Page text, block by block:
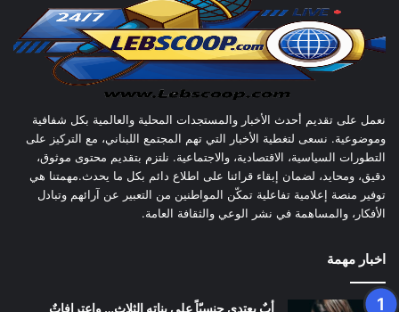
نعمل على تقديم أحدث الأخبار والمستجدات المحلية والعالمية بكل شفافية
وموضوعية. نسعى لتغطية الأخبار التي تهم المجتمع اللبناني، مع التركيز على
التطورات السياسية، الاقتصادية، والاجتماعية. نلتزم بتقديم محتوى موثوق،
دقيق، ومحايد، لضمان إبقاء قرائنا على اطلاع دائم بكل ما يحدث.مهمتنا هي
توفير منصة إعلامية تفاعلية تمكّن المواطنين من التعبير عن آرائهم وتبادل
الأفكار، والمساهمة في نشر الوعي والثقافة العامة.
اخبار مهمة
أبٌ يعتدي جنسيّاً على بناته الثلاث… واعترافاتٌ